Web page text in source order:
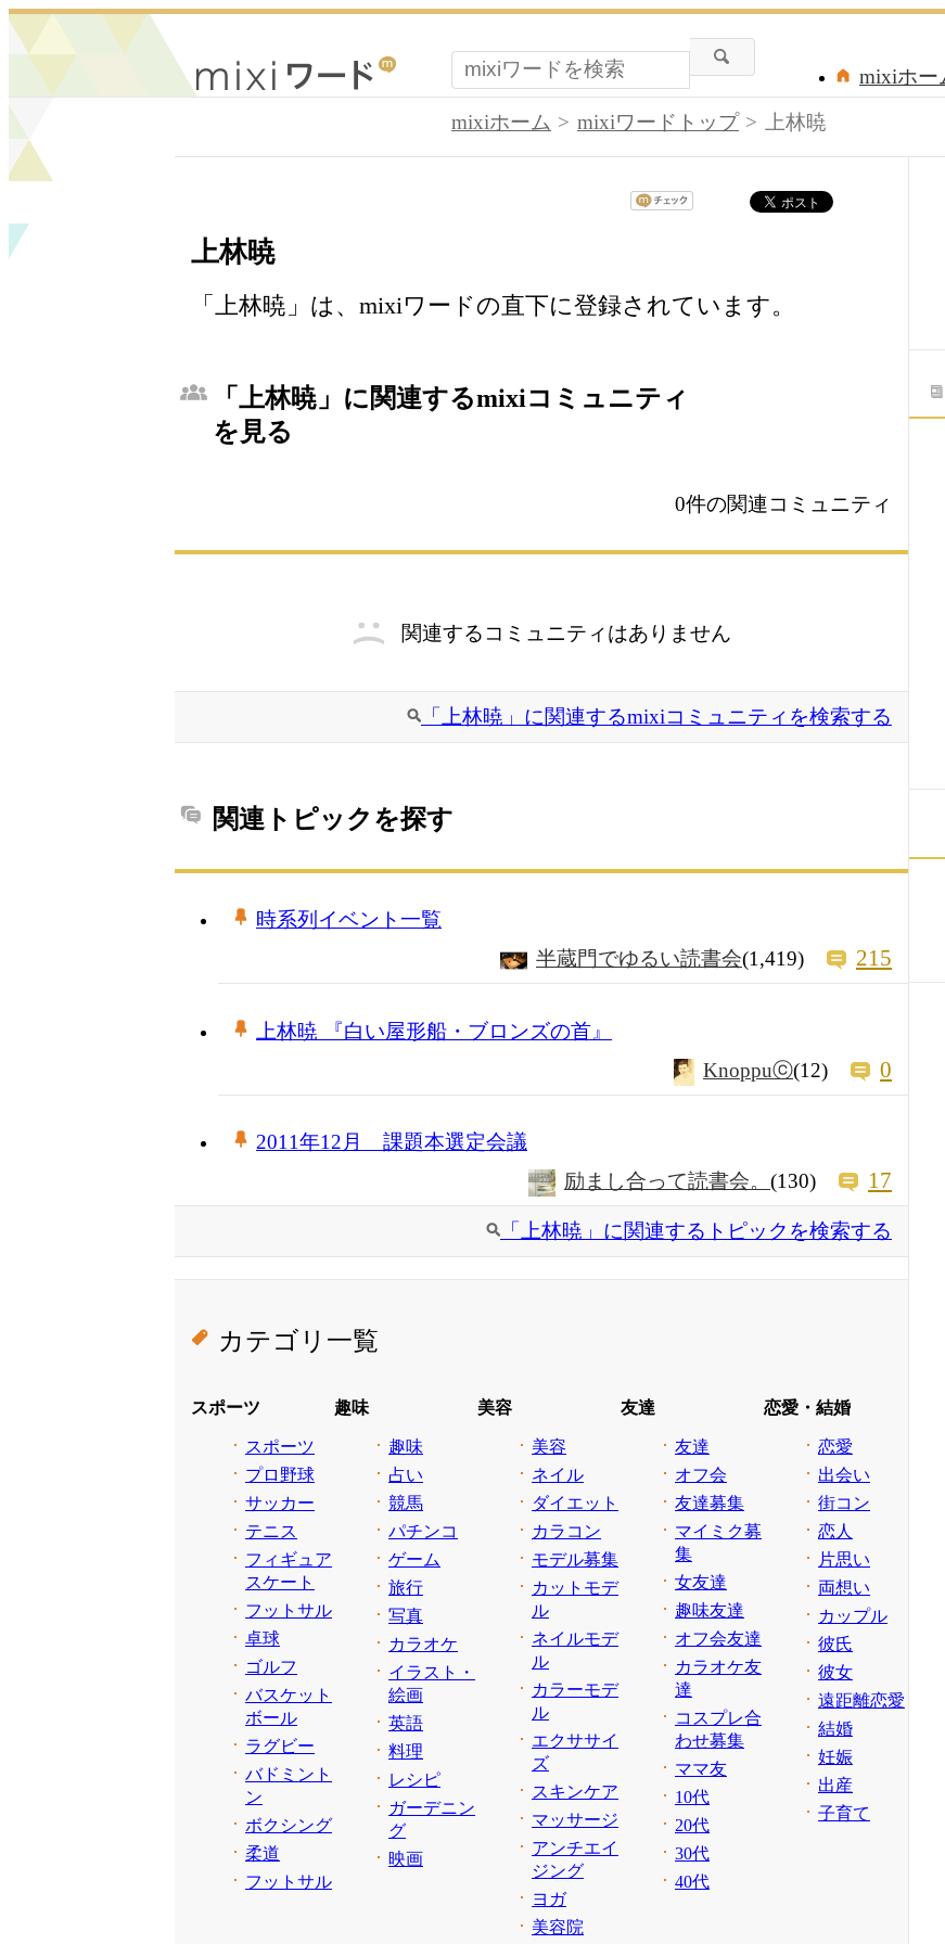
mixiホー
mixiホーム
mixiワードトップ 上林暁
上林暁
「上林暁」は、mixiワードの直下に登録されています。
「上林暁」に関連するmixiコミュニティ
を見る
0件の関連コミュニティ
関連するコミュニティはありません
「上林暁」に関連するmixiコミュニティを検索する
関連トピックを探す
時系列イベント一覧
半蔵門でゆるい読書会(1,419) 215
上林暁 『白い屋形船・ブロンズの首』
Knoppuⓒ(12) 0
2011年12月 課題本選定会議
励まし合って読書会。 (130) 17
「上林暁」に関連するトピックを検索する
カテゴリ一覧
スポーツ
スポーツ
プロ野球
サッカー
テニス
フィギュア
スケート
フットサル
卓球
ゴルフ
バスケット
ボール
ラグビー
バドミント
ン
ボクシング
柔道
フットサル
趣味
趣味
占い
競馬
パチンコ
ゲーム
旅行
写真
カラオケ
イラスト・
絵画
英語
料理
レシピ
ガーデニン
グ
映画
美容
美容
ネイル
ダイエット
カラコン
モデル募集
カットモデ
ル
ネイルモデ
ル
カラーモデ
ル
エクササイ
ズ
スキンケア
マッサージ
アンチエイ
ジング
ヨガ
美容院
友達
友達
オフ会
友達募集
マイミク募
集
女友達
趣味友達
オフ会友達
カラオケ友
達
コスプレ合
わせ募集
ママ友
10代
20代
30代
40代
恋愛・結婚
恋愛
出会い
街コン
恋人
片思い
両想い
カップル
彼氏
彼女
遠距離恋愛
結婚
妊娠
出産
子育て